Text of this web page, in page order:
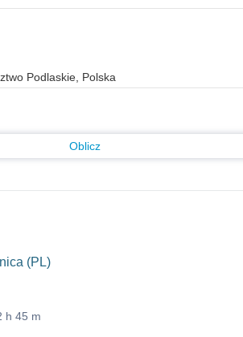
Oblicz
(PL)
h 45 m